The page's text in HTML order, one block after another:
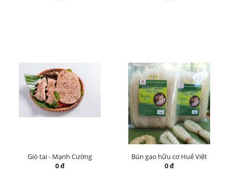
Giò tai - Mạnh Cường
0 đ
Bún gạo hữu cơ Huế Việt
0 đ